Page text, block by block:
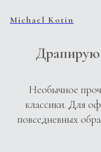
Michael Kotin
Необычное
классики. Для
повседневных